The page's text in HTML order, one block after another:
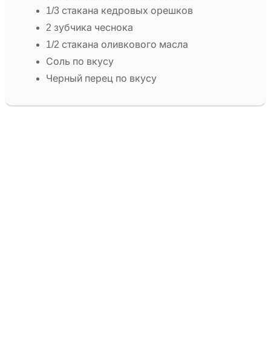
1/3 стакана кедровых орешков
2 зубчика чеснока
1/2 стакана оливкового масла
Соль по вкусу
Черный перец по вкусу